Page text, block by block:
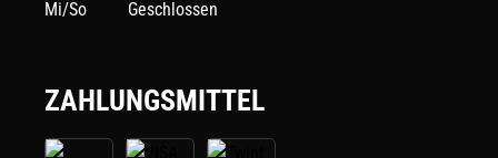
Mi/So
Geschlossen
ZAHLUNGSMITTEL